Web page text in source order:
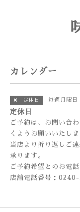
カレンダー
❌ 定休日 毎週月曜日
定休日
ご予約は、お問い合
くようお願いいたしま
当店より折り返しご
承ります。
ご予約希望とのお電
店舗電話番号：